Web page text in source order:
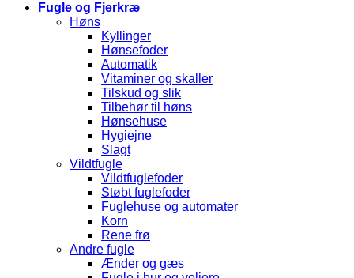
Fugle og Fjerkræ
Høns
Kyllinger
Hønsefoder
Automatik
Vitaminer og skaller
Tilskud og slik
Tilbehør til høns
Hønsehuse
Hygiejne
Slagt
Vildtfugle
Vildtfuglefoder
Støbt fuglefoder
Fuglehuse og automater
Korn
Rene frø
Andre fugle
Ænder og gæs